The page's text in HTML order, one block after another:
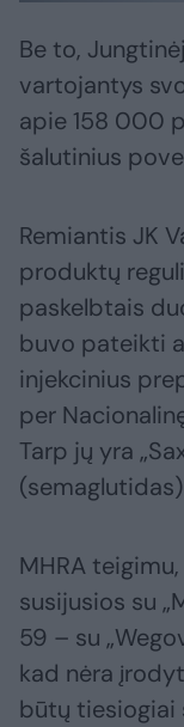
Be to,
vartojantys
apie 158 000
šalutinius
Remiantis JK
produktų
paskelbtais
buvo pateikti
injekcinius
per
Tarp jų yra
MHRA
susijusios su
59 – su
kad nėra
būtų tiesiogiai